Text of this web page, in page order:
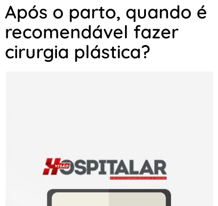
Após o parto, quando é
recomendável fazer
cirurgia plástica?